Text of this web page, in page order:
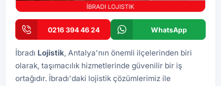
0216 394 46 24 WhatsApp
İbradı Lojistik, Antalya'nın önemli ilçelerinden biri
olarak, taşımacılık hizmetlerinde güvenilir bir iş
ortağıdır. İbradı'daki lojistik çözümlerimiz ile